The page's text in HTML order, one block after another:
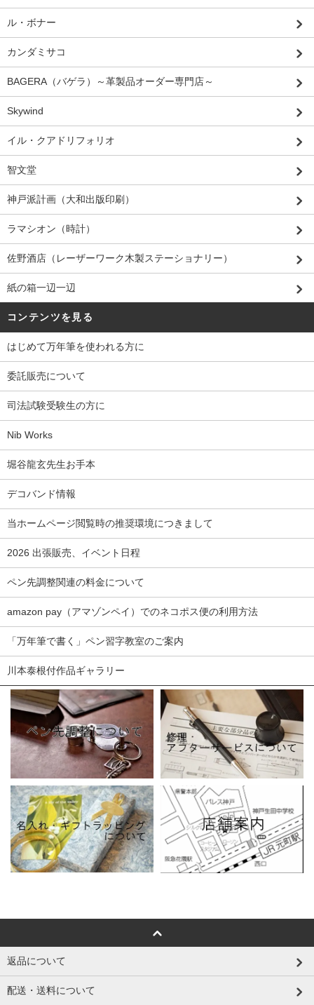
ル・ボナー
カンダミサコ
BAGERA（バゲラ）～革製品オーダー専門店～
Skywind
イル・クアドリフォリオ
智文堂
神戸派計画（大和出版印刷）
ラマシオン（時計）
佐野酒店（レーザーワーク木製ステーショナリー）
紙の箱一辺一辺
コンテンツを見る
はじめて万年筆を使われる方に
委託販売について
司法試験受験生の方に
Nib Works
堀谷龍玄先生お手本
デコバンド情報
当ホームページ閲覧時の推奨環境につきまして
2026 出張販売、イベント日程
ペン先調整関連の料金について
amazon pay（アマゾンペイ）でのネコポス便の利用方法
「万年筆で書く」ペン習字教室のご案内
川本泰根付作品ギャラリー
返品について
配送・送料について